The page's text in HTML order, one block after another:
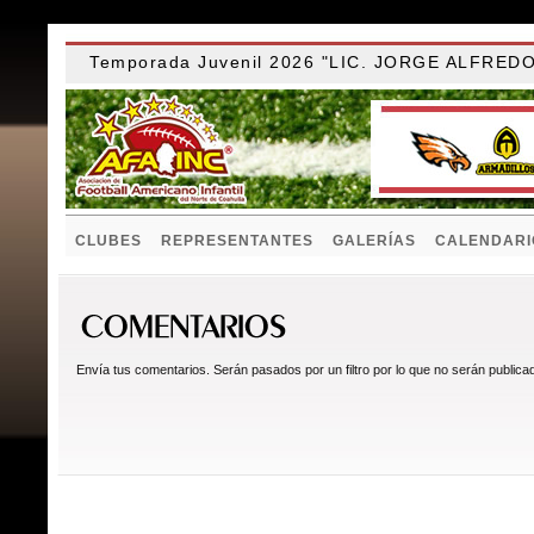
Temporada Juvenil 2026 "LIC. JORGE
CLUBES REPRESENTANTES GALERÍAS
Envía tus comentarios. Serán pasados por un filtro por lo que no serán